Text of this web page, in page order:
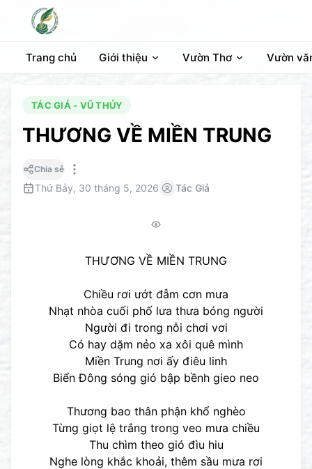
Trang chủ Giới thiệu Vườn Thơ Vườn
TÁC GIẢ - VŨ THỦY
THƯƠNG VỀ MIỀN TRUNG
Chia sẻ
Thứ Bảy, 30 tháng 5, 2026 Tác Giả
THƯƠNG VỀ MIỀN TRUNG
Chiều rơi ướt đẫm cơn mưa
Nhạt nhòa cuối phố lưa thưa bóng người
Người đi trong nỗi chơi vơi
Có hay dặm nẻo xa xôi quê mình
Miền Trung nơi ấy điêu linh
Biển Đông sóng gió bập bềnh gieo neo
Thương bao thân phận khổ nghèo
Từng giọt lệ trắng trong veo mưa chiều
Thu chìm theo gió đìu hiu
Nghe lòng khắc khoải, thêm sầu mưa rơi